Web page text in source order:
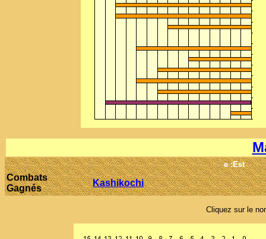
e :Est
Combats
Gagnés
Kashikochi
Cliquez sur le